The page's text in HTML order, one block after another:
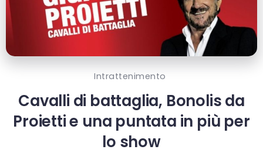
Intrattenimento
Cavalli di battaglia, Bonolis da
Proietti e una puntata in più per
lo show